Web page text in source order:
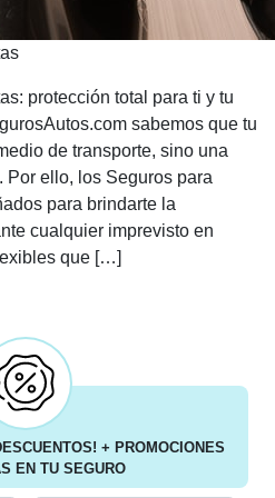
protección total para ti y tu
sabemos que tu
de transporte, sino una
Por ello, los Seguros para
para brindarte la
cualquier imprevisto en
que […]
+ PROMOCIONES
EN TU SEGURO